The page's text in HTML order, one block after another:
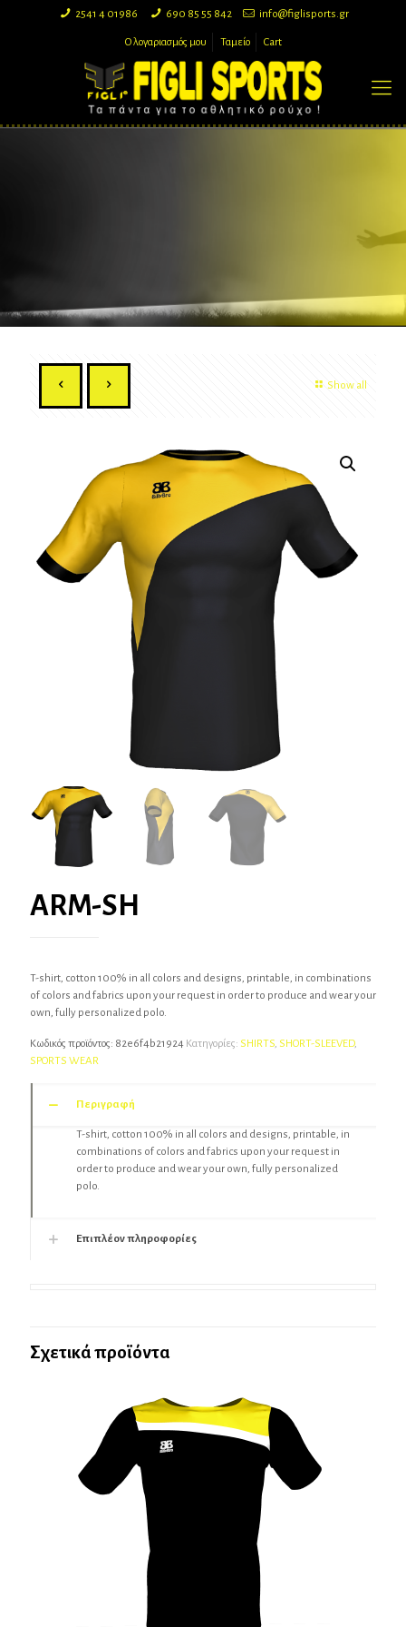
2541 4 01986 690 85 55 842 info@figlisports.gr
Ο λογαριασμός μου Ταμείο Cart
Show all
ARM-SH
T-shirt, cotton 100% in all colors and designs, printable, in combinations
of colors and fabrics upon your request in order to produce and wear your
own, fully personalized polo.
Κωδικός προϊόντος: 82e6f4b21924 Κατηγορίες: SHIRTS SHORT-SLEEVED,
SPORTS WEAR
Περιγραφή
T-shirt, cotton 100% in all colors and designs, printable, in
combinations of colors and fabrics upon your request in
order to produce and wear your own, fully personalized
polo.
Επιπλέον πληροφορίες
Σχετικά προϊόντα